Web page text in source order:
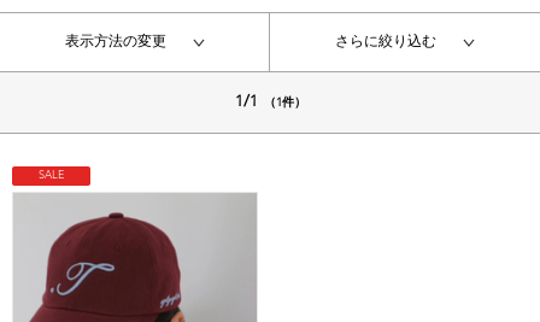
表示方法の変更 さらに絞り込む
1/1 （1件）
SALE